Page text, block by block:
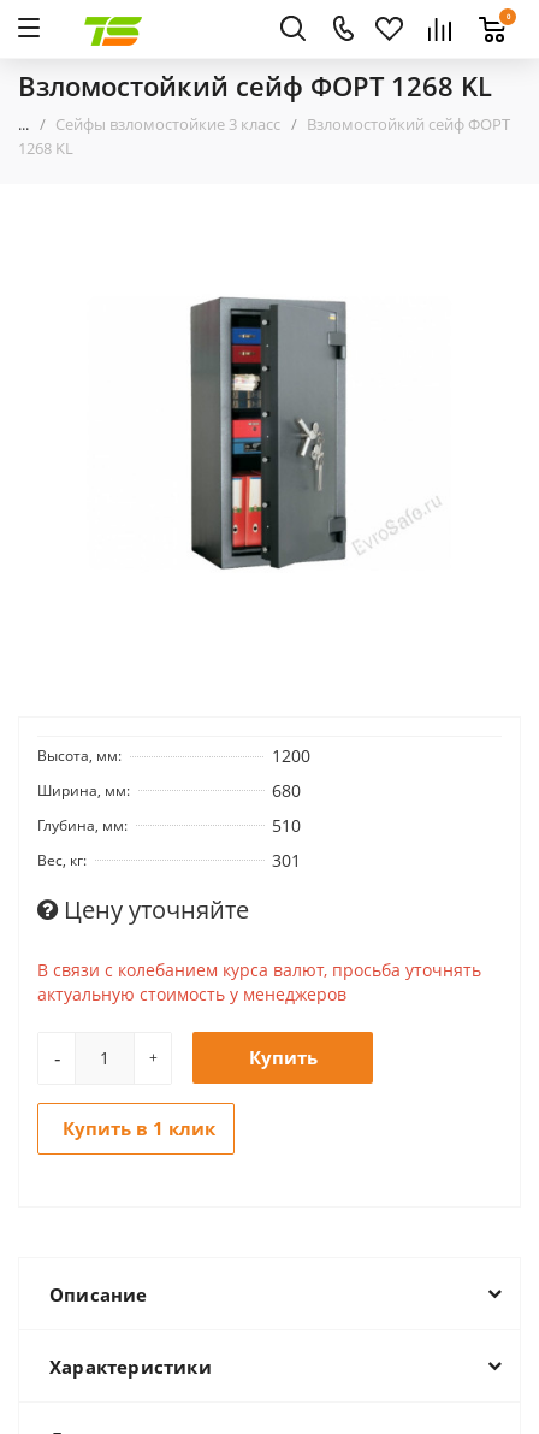
0
Взломостойкий сейф ФОРТ 1268 KL
... Сейфы взломостойкие 3 класс
Взломостойкий сейф ФОРТ
1268 KL
Высота, мм: 1200
Ширина, мм: 680
Глубина, мм: 510
Вес, кг: 301
Цену уточняйте
В связи с колебанием курса валют, просьба уточнять
актуальную стоимость у менеджеров
+
- Купить
Купить в 1 клик
Описание
Характеристики